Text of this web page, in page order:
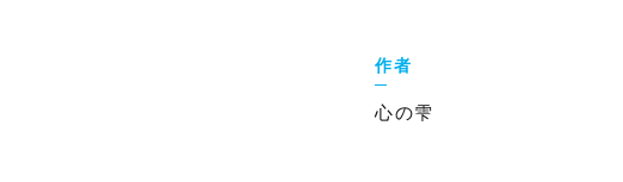
作者
心の雫